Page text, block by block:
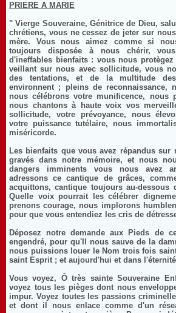
PRIERE A MARIE
" Vierge Souveraine, Génitrice de Dieu,
chrétiens, vous ne cessez de jeter sur
mère. Vous nous aimez comme si
toujours disposée à nous chérir,
d'ineffables bienfaits : vous nous
veillant sur nous avec sollicitude, vous
des tentations, et de la multitude
environnent ; pleins de reconnaissance,
nous célébrons votre munificence, nous
nous chantons à haute voix vos
sollicitude, votre prévoyance, nous
votre puissance tutélaire, nous
miséricorde.
Les bienfaits que vous avez répandus sur
gravés dans notre mémoire, et nous
dangers imminents vous nous avez
adressons ce cantique de grâces,
acquittons, cantique toujours au-dessous
Quelle voix pourrait les célébrer
prenons courage, nous implorons
pour que vous entendiez les cris de
Déposez notre demande aux Pieds de
engendré, pour qu'Il nous sauve de la
nous puissions louer le Nom trois fois
saint Esprit ; et aujourd'hui et dans
Vous voyez, Ô très sainte Souveraine
voyez tous les pièges dont nous
impur. Voyez toutes les passions
et dont il nous enlace comme d'un